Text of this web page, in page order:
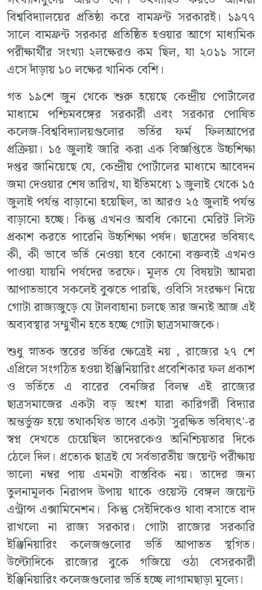
বিশ্ববিদ্যালয়ের প্রতিষ্ঠা করে বামফ্রন্ট সরকারই। ১৯৭৭
সালে বামফ্রন্ট সরকার প্রতিষ্ঠিত হওয়ার আগে মাধ্যমিক
পরীক্ষার্থীর সংখ্যা ২লক্ষেরও কম ছিল, যা ২০১১ সালে
এসে দাঁড়ায় ১০ লক্ষের খানিক বেশি।
গত ১৯শে জুন থেকে শুরু হয়েছে কেন্দ্রীয় পোর্টালের
মাধ্যমে পশ্চিমবঙ্গের সরকারী এবং সরকার পোষিত
কলেজ-বিশ্ববিদ্যালয়গুলোর ভর্তির ফর্ম ফিলআপের
প্রক্রিয়া। ১৫ জুলাই জারি করা এক বিজ্ঞপ্তিতে উচ্চশিক্ষা
দপ্তর জানিয়েছে যে, কেন্দ্রীয় পোর্টালের মাধ্যমে আবেদন
জমা দেওয়ার শেষ তারিখ, যা ইতিমধ্যে ১ জুলাই থেকে ১৫
জুলাই পর্যন্ত বাড়ানো হয়েছিল, তা আরও ২৫ জুলাই পর্যন্ত
বাড়ানো হচ্ছে। কিন্তু এখনও অবধি কোনো মেরিট লিস্ট
প্রকাশ করতে পারেনি উচ্চশিক্ষা পর্ষদ। ছাত্রদের ভবিষ্যৎ
কী, কী ভাবে ভর্তি নেওয়া হবে কোনো বক্তব্যই এখনও
পাওয়া যায়নি পর্ষদের তরফে। মূলত যে বিষয়টা আমরা
আপাতভাবে সকলেই বুঝতে পারছি, ওবিসি সংরক্ষণ নিয়ে
গোটা রাজ্যজুড়ে যে টালবাহানা চলছে তার জন্যই আজ এই
অব্যবস্থার সম্মুখীন হতে হচ্ছে গোটা ছাত্রসমাজকে।
শুধু স্নাতক স্তরের ভর্তির ক্ষেত্রেই নয় , রাজ্যের ২৭ শে
এপ্রিলে সংগঠিত হওয়া ইঞ্জিনিয়ারিং প্রবেশিকার ফল প্রকাশ
ও ভর্তিতে এ বারের বেনজির বিলম্ব এই রাজ্যের
ছাত্রসমাজের একটা বড় অংশ যারা কারিগরী বিদ্যার
অন্তর্ভুক্ত হয়ে তথাকথিত ভাবে একটা 'সুরক্ষিত ভবিষ্যৎ'-র
স্বপ্ন দেখতে চেয়েছিল তাদেরকেও অনিশ্চিয়তার দিকে
ঠেলে দিল। প্রত্যেক ছাত্রই যে সর্বভারতীয় জয়েন্ট পরীক্ষায়
ভালো নম্বর পায় এমনটা বাস্তবিক নয়। তাদের জন্য
তুলনামূলক নিরাপদ উপায় থাকে ওয়েস্ট বেঙ্গল জয়েন্ট
এন্ট্রান্স এক্সামিনেশন। কিন্তু সেইদিকেও থাবা বসাতে বাদ
রাখলো না রাজ্য সরকার। গোটা রাজ্যের সরকারি
ইঞ্জিনিয়ারিং কলেজগুলোর ভর্তি আপাতত স্থগিত।
উল্টোদিকে রাজ্যের বুকে গজিয়ে ওঠা বেসরকারী
ইঞ্জিনিয়ারিং কলেজগুলোর ভর্তি হচ্ছে লাগামছাড়া মূল্যে।